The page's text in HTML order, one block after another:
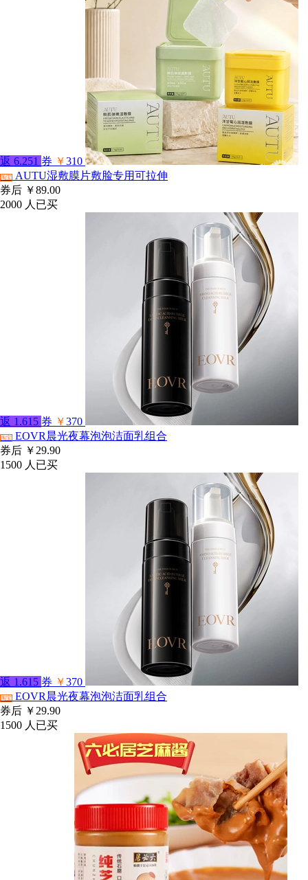
返 6.251 券 ￥310
淘宝
AUTU湿敷膜片敷脸专用可拉伸
券后 ￥89.00
2000 人已买
返 1.615 券 ￥370
淘宝 EOVR晨光夜幕泡泡洁面乳组合
券后 ￥29.90
1500 人已买
返 1.615 券 ￥370
淘宝 EOVR晨光夜幕泡泡洁面乳组合
券后 ￥29.90
1500 人已买